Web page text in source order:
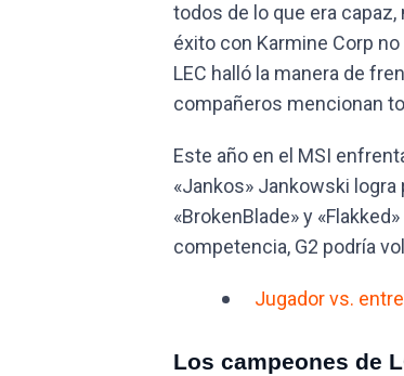
todos de lo que era
éxito con Karmine Corp
LEC halló la manera de
compañeros mencionan
Este año en el MSI
«Jankos» Jankowski logra
«BrokenBlade» y
competencia, G2 podría
Jugador vs.
Los campeones de